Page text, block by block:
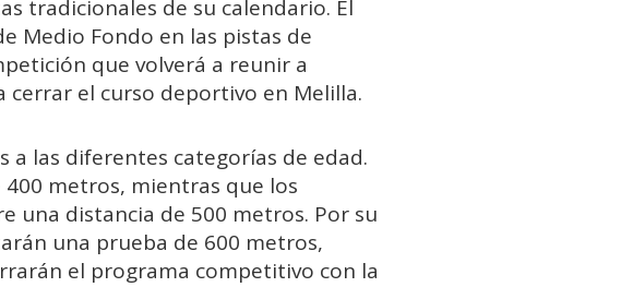
tradicionales de su calendario. El
Medio Fondo en las pistas de
que volverá a reunir a
cerrar el curso deportivo en Melilla.
a las diferentes categorías de edad.
metros, mientras que los
una distancia de 500 metros. Por su
una prueba de 600 metros,
el programa competitivo con la